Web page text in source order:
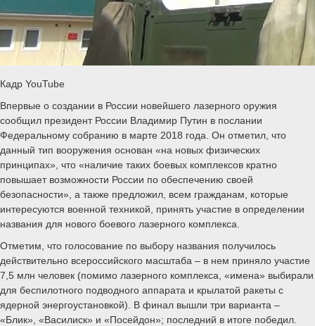
Кадр YouTube
Впервые о создании в России новейшего лазерного оружия
сообщил президент России Владимир Путин в послании
Федеральному собранию в марте 2018 года. Он отметил, что
данный тип вооружения основан «на новых физических
принципах», что «наличие таких боевых комплексов кратно
повышает возможности России по обеспечению своей
безопасности», а также предложил, всем гражданам, которые
интересуются военной техникой, принять участие в определении
названия для нового боевого лазерного комплекса.
Отметим, что голосование по выбору названия получилось
действительно всероссийского масштаба – в нем приняло участие
7,5 млн человек (помимо лазерного комплекса, «имена» выбирали
для беспилотного подводного аппарата и крылатой ракеты с
ядерной энергоустановкой). В финал вышли три варианта –
«Блик», «Василиск» и «Посейдон»; последний в итоге победил.